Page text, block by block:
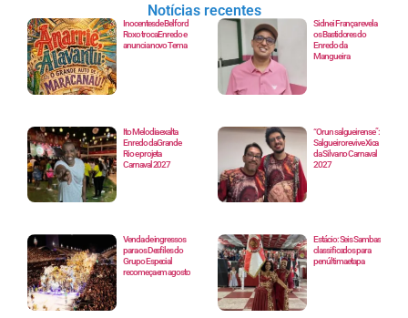
Notícias recentes
Inocentes de Belford
Roxo troca Enredo e
anuncia novo Tema
Sidnei França revela
os Bastidores do
Enredo da
Mangueira
Ito Melodia exalta
Enredo da Grande
Rio e projeta
Carnaval 2027
“Orun salgueirense”:
Salgueiro revive Xica
da Silva no Carnaval
2027
Venda de ingressos
para os Desfiles do
Grupo Especial
recomeça em agosto
Estácio: Seis Sambas
classificados para
penúltima etapa